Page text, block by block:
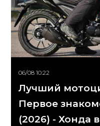
06/08 10:22
Лучший
Первое
(2026) - Хонда